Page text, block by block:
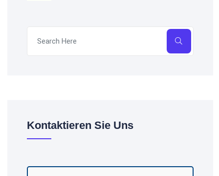
Kontaktieren Sie Uns